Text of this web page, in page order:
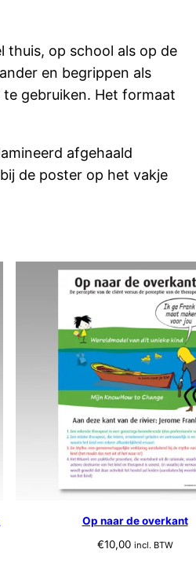
thuis, op school als op de
en begrippen als
gebruiken. Het formaat
afgehaald
de poster op het vakje
Op naar de overkant
€10,00 incl. BTW